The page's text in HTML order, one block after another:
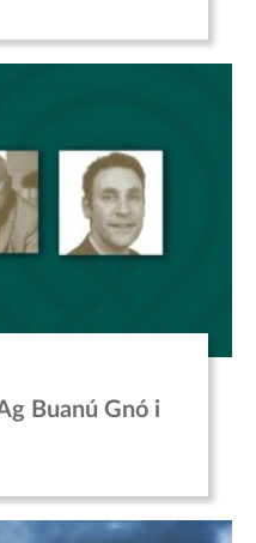
Buanú Gnó i